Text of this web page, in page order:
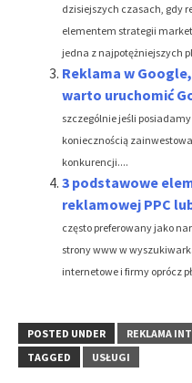
dzisiejszych czasach, gdy
elementem strategii
jedna z najpotężniejszych
Reklama w
warto uruchomić
szczególnie jeśli
koniecznością
konkurencji....
3 podstawowe
reklamowej PPC
często preferowany jako
strony www w
internetowe i firmy oprócz
POSTED UNDER
REKLAMA
TAGGED
USŁUGI